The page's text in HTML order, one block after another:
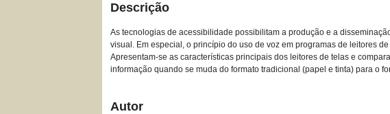
Descrição
As tecnologias de acessibilidade possibilitam a produção e a
visual. Em especial, o princípio do uso de voz em programas de leitores
Apresentam-se as características principais dos leitores de telas e
informação quando se muda do formato tradicional (papel e tinta) para o
Autor